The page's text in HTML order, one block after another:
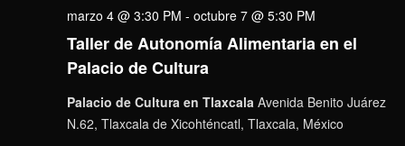
Taller de Autonomía Alimentaria en el
Palacio de Cultura
marzo 4 @ 3:30 PM - octubre 7 @ 5:30 PM
Palacio de Cultura en Tlaxcala Avenida Benito Juárez
N.62, Tlaxcala de Xicohténcatl, Tlaxcala, México